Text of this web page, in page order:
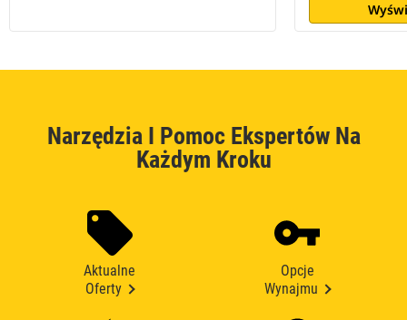
Narzędzia I Pomoc Ekspertów Na
Każdym Kroku
Aktualne
Oferty
Opcje
Wynajmu